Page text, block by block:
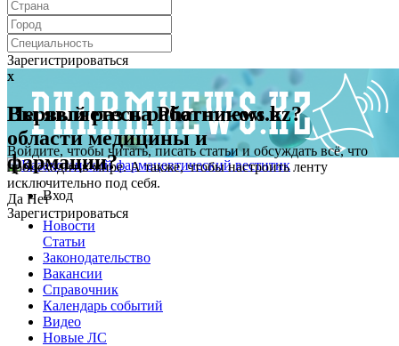
Зарегистрироваться
x
Первый раз на Pharmnews.kz?
Войдите, чтобы читать, писать статьи и обсуждать всё, что
происходит в мире. А также, чтобы настроить ленту
исключительно под себя.
Зарегистрироваться
x
Вы являетесь работником в
области медицины и
фармации?
Да НетВход
Новости
Статьи
Законодательство
Вакансии
Справочник
Календарь событий
Видео
Новые ЛС